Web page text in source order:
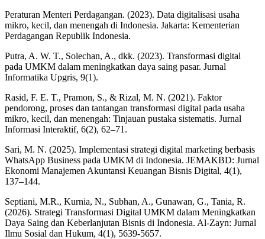
Peraturan Menteri Perdagangan. (2023). Data digitalisasi usaha
mikro, kecil, dan menengah di Indonesia. Jakarta: Kementerian
Perdagangan Republik Indonesia.
Putra, A. W. T., Solechan, A., dkk. (2023). Transformasi digital
pada UMKM dalam meningkatkan daya saing pasar. Jurnal
Informatika Upgris, 9(1).
Rasid, F. E. T., Pramon, S., & Rizal, M. N. (2021). Faktor
pendorong, proses dan tantangan transformasi digital pada usaha
mikro, kecil, dan menengah: Tinjauan pustaka sistematis. Jurnal
Informasi Interaktif, 6(2), 62–71.
Sari, M. N. (2025). Implementasi strategi digital marketing berbasis
WhatsApp Business pada UMKM di Indonesia. JEMAKBD: Jurnal
Ekonomi Manajemen Akuntansi Keuangan Bisnis Digital, 4(1),
137–144.
Septiani, M.R., Kurnia, N., Subhan, A., Gunawan, G., Tania, R.
(2026). Strategi Transformasi Digital UMKM dalam Meningkatkan
Daya Saing dan Keberlanjutan Bisnis di Indonesia. Al-Zayn: Jurnal
Ilmu Sosial dan Hukum, 4(1), 5639-5657.